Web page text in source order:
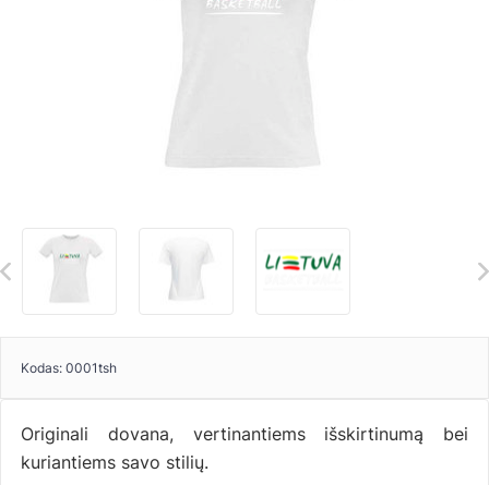
Kodas: 0001tsh
Originali dovana, vertinantiems išskirtinumą bei
kuriantiems savo stilių.